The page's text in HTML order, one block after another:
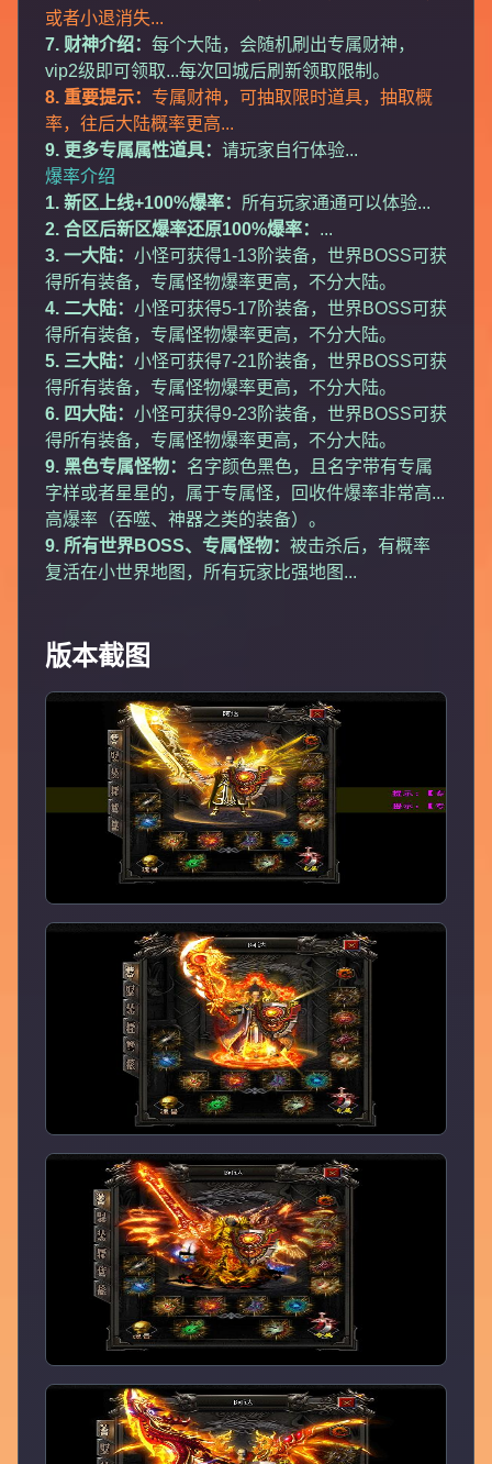
或者小退消失...
7. 财神介绍： 每个大陆，会随机刷出专属财神，
vip2级即可领取...每次回城后刷新领取限制。
8. 重要提示： 专属财神，可抽取限时道具，抽取概
率，往后大陆概率更高...
9. 更多专属属性道具： 请玩家自行体验...
爆率介绍
1. 新区上线+100%爆率： 所有玩家通通可以体验...
2. 合区后新区爆率还原100%爆率： ...
3. 一大陆： 小怪可获得1-13阶装备，世界BOSS可获
得所有装备，专属怪物爆率更高，不分大陆。
4. 二大陆： 小怪可获得5-17阶装备，世界BOSS可获
得所有装备，专属怪物爆率更高，不分大陆。
5. 三大陆： 小怪可获得7-21阶装备，世界BOSS可获
得所有装备，专属怪物爆率更高，不分大陆。
6. 四大陆： 小怪可获得9-23阶装备，世界BOSS可获
得所有装备，专属怪物爆率更高，不分大陆。
9. 黑色专属怪物： 名字颜色黑色，且名字带有专属
字样或者星星的，属于专属怪，回收件爆率非常高...
高爆率（吞噬、神器之类的装备）。
9. 所有世界BOSS、专属怪物： 被击杀后，有概率
复活在小世界地图，所有玩家比强地图...
版本截图